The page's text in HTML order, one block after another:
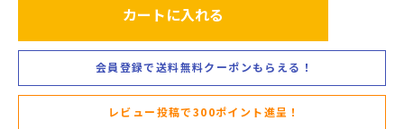
カートに入れる
会員登録で送料無料クーポンもらえる！
レビュー投稿で300ポイント進呈！